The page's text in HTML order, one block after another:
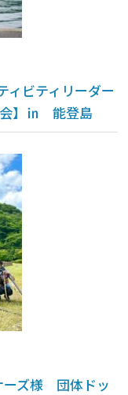
ィビティリーダー
会】㏌ 能登島
ズ様 団体ドッ